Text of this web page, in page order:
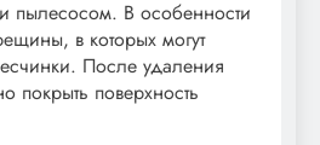
пылесосом. В особенности
в которых могут
После удаления
покрыть поверхность